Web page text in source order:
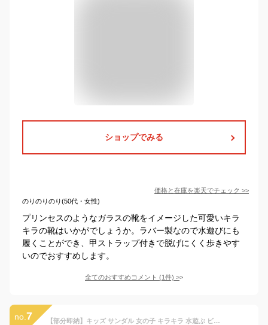
ショップでみる
価格と在庫を楽天でチェック >>
のりのりのり(50代・女性)
プリンセスのようなガラスの靴をイメージした可愛いキラ
キラの靴はいかがでしょうか。ラバー製なので水遊びにも
履くことができ、甲ストラップ付きで脱げにくく歩きやす
いのでおすすめします。
全てのおすすめコメント (1件) >
no. 7 【部分即納】キッズ サンダル 女の子 キラキラ 水遊ぶ ビーチサンダル 軽量 子ども リボン 子供靴 子供 シューズ 靴 かわいい おしゃれ 水陸両用 夏 15 15.5 16 16.5 17 17.5 18 18.5 19 19.5 20 20.5 履きやすい 歩きやすい 子ども 七五三 旅行